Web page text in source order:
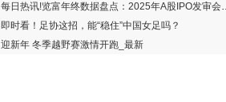
每日热讯!览富年终数据盘点：2025年A股IPO发审会通过率97.35%
即时看！足协这招，能“稳住”中国女足吗？
迎新年 冬季越野赛激情开跑_最新